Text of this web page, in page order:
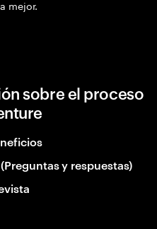
mejor.
sobre el proceso
y respuestas)